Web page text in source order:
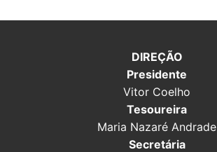
DIREÇÃO
Presidente
Vitor Coelho
Tesoureira
Maria Nazaré Andrade
Secretária